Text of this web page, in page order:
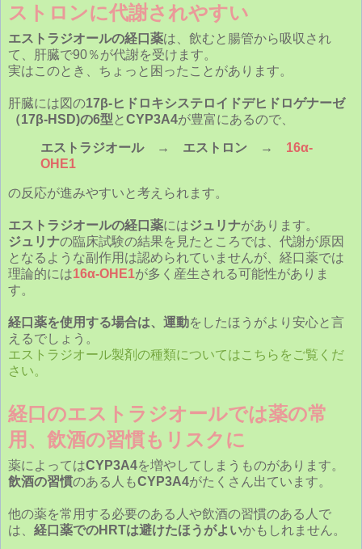
ストロンに代謝されやすい
エストラジオールの経口薬は、飲むと腸管から吸収され
て、肝臓で90％が代謝を受けます。
実はこのとき、ちょっと困ったことがあります。
肝臓には図の17β-ヒドロキシステロイドデヒドロゲナーゼ
（17β-HSD)の6型 とCYP3A4が豊富にあるので、
エストラジオール → エストロン →
16α-
OHE1
の反応が進みやすいと考えられます。
エストラジオールの経口薬にはジュリナがあります。
ジュリナの臨床試験の結果を見たところでは、代謝が原因
となるような副作用は認められていませんが、経口薬では
理論的には16α-OHE1が多く産生される可能性がありま
す。
経口薬を使用する場合は、運動をしたほうがより安心と言
えるでしょう。
エストラジオール製剤の種類についてはこちらをご覧くだ
さい。
経口のエストラジオールでは薬の常
用、飲酒の習慣もリスクに
薬によってはCYP3A4を増やしてしまうものがあります。
飲酒の習慣のある人もCYP3A4がたくさん出ています。
他の薬を常用する必要のある人や飲酒の習慣のある人で
は、 経口薬でのHRTは避けたほうがよいかもしれません。